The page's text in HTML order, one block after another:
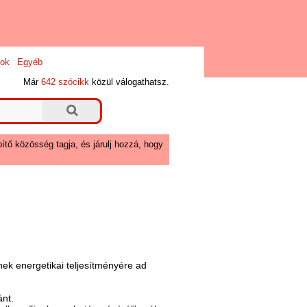
Egyéb
Már642 szócikk közül válogathatsz.
közösség tagja, és járulj hozzá, hogy
energetikai teljesítményére ad